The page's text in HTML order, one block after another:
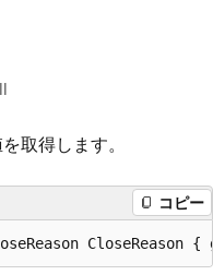
取得します。
コピー
CloseReason